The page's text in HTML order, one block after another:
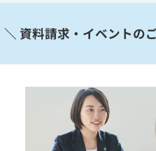
＼ 資料請求・イベントの